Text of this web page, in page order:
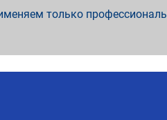
только